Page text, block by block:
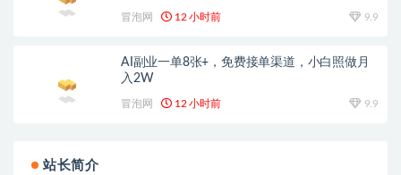
冒泡网 12 小时前 9.9
AI副业一单8张+，免费接单渠道，小白照做月
入2W
冒泡网 12 小时前 9.9
站长简介